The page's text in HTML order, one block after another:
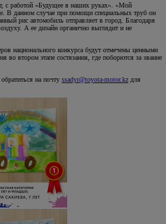
с работой «Будущее в наших руках». «Мой
В данном случае при помощи специальных труб он
рис автомобиль отправляет в город. Благодаря
А ее дизайн органично выглядит и не
национального конкурса будут отмечены ценными
во втором этапе состязания, где поборются за звание
на почту ssadyr@toyota-motor.kz для